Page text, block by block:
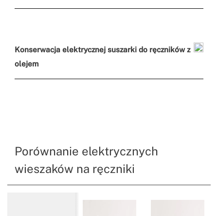
Konserwacja elektrycznej suszarki do ręczników z
olejem
Porównanie elektrycznych
wieszaków na ręczniki